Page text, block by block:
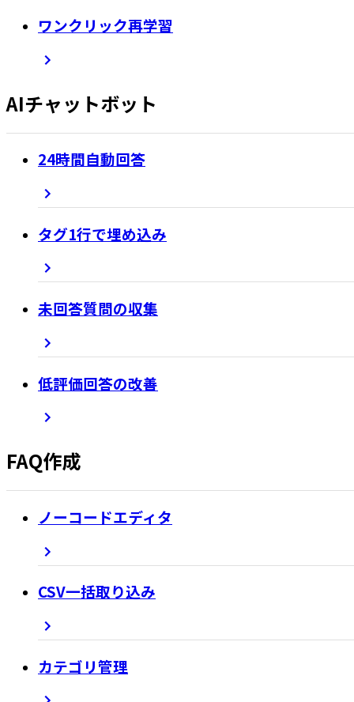
ワンクリック再学習
AIチャットボット
24時間自動回答
タグ1行で埋め込み
未回答質問の収集
低評価回答の改善
FAQ作成
ノーコードエディタ
CSV一括取り込み
カテゴリ管理